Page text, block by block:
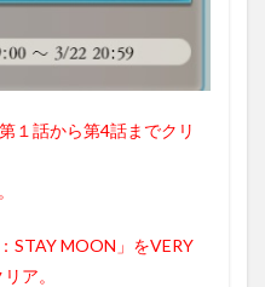
１話から第4話までクリ
STAY MOON」をVERY
ア。